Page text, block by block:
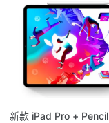
新款 iPad Pro + Pencil